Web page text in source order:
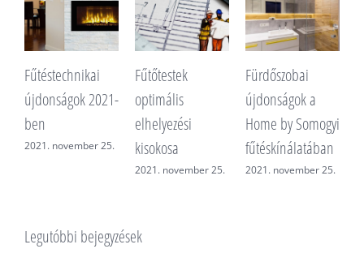
Fűtéstechnikai
újdonságok 2021-
2021. november 25.
Fűtőtestek
optimális
elhelyezési
kisokosa
2021. november 25.
Fürdőszobai
újdonságok a
Home by Somogyi
fűtéskínálatában
2021. november 25.
Legutóbbi bejegyzések